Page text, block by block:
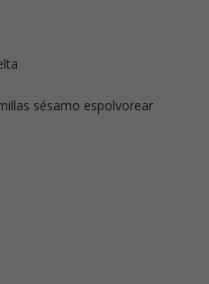
sésamo espolvorear